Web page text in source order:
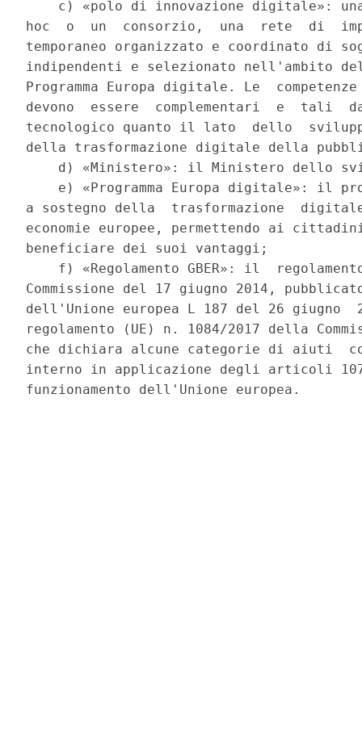
c) «polo di innovazione digitale»:
hoc  o  un  consorzio,  una  rete  di
temporaneo organizzato e coordinato
indipendenti e selezionato nell'ambito
Programma Europa digitale. Le
devono  essere  complementari  e
tecnologico quanto il lato  dello
della trasformazione digitale della
d) «Ministero»: il Ministero dello
e) «Programma Europa digitale»: il
a sostegno della  trasformazione
economie europee, permettendo ai
beneficiare dei suoi vantaggi;
f) «Regolamento GBER»: il
Commissione del 17 giugno 2014,
dell'Unione europea L 187 del 26 giugno
regolamento (UE) n. 1084/2017 della
che dichiara alcune categorie di aiuti
interno in applicazione degli articoli